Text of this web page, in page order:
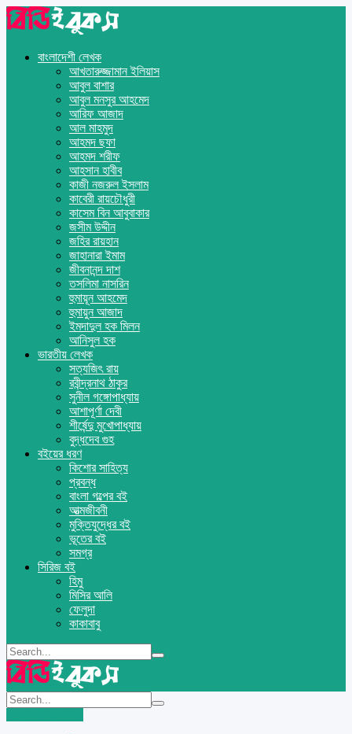
বাংলাদেশী লেখক
আখতারুজ্জামান ইলিয়াস
আবুল বাশার
আবুল মনসুর আহমেদ
আরিফ আজাদ
আল মাহমুদ
আহমদ ছফা
আহমদ শরীফ
আহসান হাবীব
কাজী নজরুল ইসলাম
কাবেরী রায়চৌধুরী
কাসেম বিন আবুবাকার
জসীম উদ্দীন
জহির রায়হান
জাহানারা ইমাম
জীবনানন্দ দাশ
তসলিমা নাসরিন
হুমায়ূন আহমেদ
হুমায়ুন আজাদ
ইমদাদুল হক মিলন
আনিসুল হক
ভারতীয় লেখক
সত্যজিৎ রায়
রবীন্দ্রনাথ ঠাকুর
সুনীল গঙ্গোপাধ্যায়
আশাপূর্ণা দেবী
শীর্ষেন্দু মুখোপাধ্যায়
বুদ্ধদেব গুহ
বইয়ের ধরণ
কিশোর সাহিত্য
প্রবন্ধ
বাংলা গল্পের বই
আত্মজীবনী
মুক্তিযুদ্ধের বই
ভূতের বই
সমগ্র
সিরিজ বই
হিমু
মিসির আলি
ফেলুদা
কাকাবাবু